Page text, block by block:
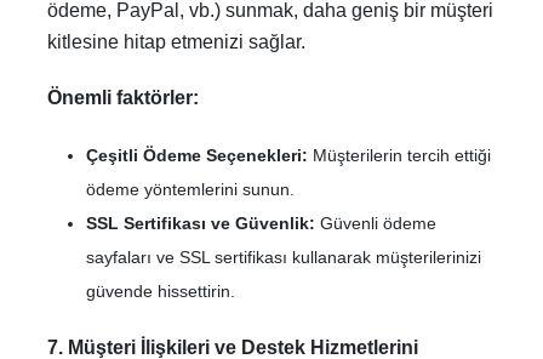
ödeme, PayPal, vb.) sunmak, daha geniş bir müşteri
kitlesine hitap etmenizi sağlar.
Önemli faktörler:
Çeşitli Ödeme Seçenekleri: Müşterilerin tercih ettiği
ödeme yöntemlerini sunun.
SSL Sertifikası ve Güvenlik: Güvenli ödeme
sayfaları ve SSL sertifikası kullanarak müşterilerinizi
güvende hissettirin.
7. Müşteri İlişkileri ve Destek Hizmetlerini